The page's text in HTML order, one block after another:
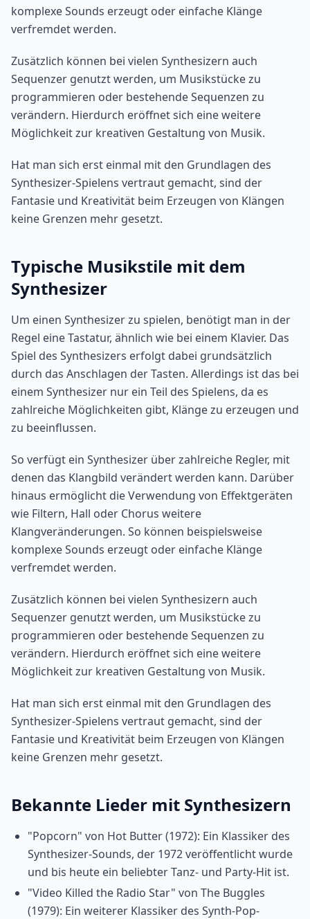
komplexe Sounds erzeugt oder einfache Klänge
verfremdet werden.
Zusätzlich können bei vielen Synthesizern auch
Sequenzer genutzt werden, um Musikstücke zu
programmieren oder bestehende Sequenzen zu
verändern. Hierdurch eröffnet sich eine weitere
Möglichkeit zur kreativen Gestaltung von Musik.
Hat man sich erst einmal mit den Grundlagen des
Synthesizer-Spielens vertraut gemacht, sind der
Fantasie und Kreativität beim Erzeugen von Klängen
keine Grenzen mehr gesetzt.
Typische Musikstile mit dem
Synthesizer
Um einen Synthesizer zu spielen, benötigt man in der
Regel eine Tastatur, ähnlich wie bei einem Klavier. Das
Spiel des Synthesizers erfolgt dabei grundsätzlich
durch das Anschlagen der Tasten. Allerdings ist das bei
einem Synthesizer nur ein Teil des Spielens, da es
zahlreiche Möglichkeiten gibt, Klänge zu erzeugen und
zu beeinflussen.
So verfügt ein Synthesizer über zahlreiche Regler, mit
denen das Klangbild verändert werden kann. Darüber
hinaus ermöglicht die Verwendung von Effektgeräten
wie Filtern, Hall oder Chorus weitere
Klangveränderungen. So können beispielsweise
komplexe Sounds erzeugt oder einfache Klänge
verfremdet werden.
Zusätzlich können bei vielen Synthesizern auch
Sequenzer genutzt werden, um Musikstücke zu
programmieren oder bestehende Sequenzen zu
verändern. Hierdurch eröffnet sich eine weitere
Möglichkeit zur kreativen Gestaltung von Musik.
Hat man sich erst einmal mit den Grundlagen des
Synthesizer-Spielens vertraut gemacht, sind der
Fantasie und Kreativität beim Erzeugen von Klängen
keine Grenzen mehr gesetzt.
Bekannte Lieder mit Synthesizern
"Popcorn" von Hot Butter (1972): Ein Klassiker des
Synthesizer-Sounds, der 1972 veröffentlicht wurde
und bis heute ein beliebter Tanz- und Party-Hit ist.
"Video Killed the Radio Star" von The Buggles
(1979): Ein weiterer Klassiker des Synth-Pop-